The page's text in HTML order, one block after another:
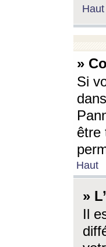
Haut
»
Si
être
Haut
»
Il